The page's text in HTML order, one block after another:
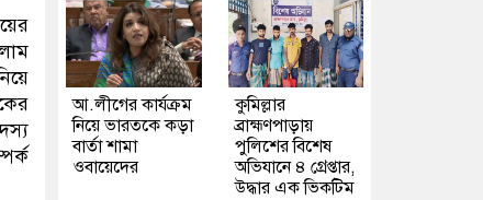
আ.লীগের কার্যক্রম
নিয়ে ভারতকে কড়া
বার্তা শামা
ওবায়েদের
কুমিল্লার
ব্রাহ্মণপাড়ায়
পুলিশের বিশেষ
অভিযানে ৪ গ্রেপ্তার,
উদ্ধার এক ভিকটিম